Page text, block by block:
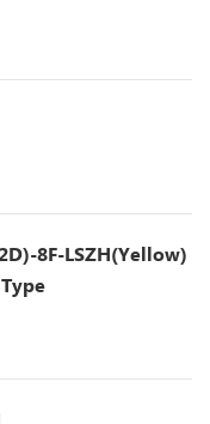
8F-LSZH(yellow)